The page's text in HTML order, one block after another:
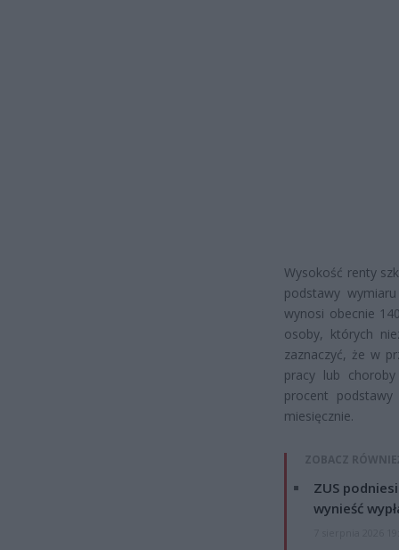
Wysokość renty
podstawy
wynosi obecnie
osoby, których
zaznaczyć, że w
pracy lub
procent
miesięcznie.
ZOBACZ
ZUS
wynieść